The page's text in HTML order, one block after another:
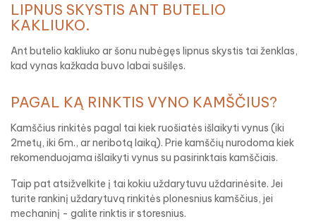
LIPNUS SKYSTIS ANT BUTELIO
KAKLIUKO.
Ant butelio kakliuko ar šonu nubėgęs lipnus skystis tai ženklas,
kad vynas kažkada buvo labai sušilęs.
PAGAL KĄ RINKTIS VYNO KAMŠČIUS?
Kamščius rinkitės pagal tai kiek ruošiatės išlaikyti vynus (iki
2metų, iki 6m., ar neribotą laiką). Prie kamščių nurodoma kiek
rekomenduojama išlaikyti vynus su pasirinktais kamščiais.
Taip pat atsižvelkite į tai kokiu uždarytuvu uždarinėsite. Jei
turite rankinį uždarytuvą rinkitės plonesnius kamščius, jei
mechaninį - galite rinktis ir storesnius.